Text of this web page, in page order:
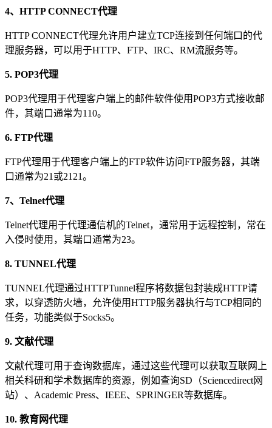
4、HTTP CONNECT代理
HTTP CONNECT代理允许用户建立TCP连接到任何端口的代
理服务器，可以用于HTTP、FTP、IRC、RM流服务等。
5. POP3代理
POP3代理用于代理客户端上的邮件软件使用POP3方式接收邮
件，其端口通常为110。
6. FTP代理
FTP代理用于代理客户端上的FTP软件访问FTP服务器，其端
口通常为21或2121。
7、Telnet代理
Telnet代理用于代理通信机的Telnet，通常用于远程控制，常在
入侵时使用，其端口通常为23。
8. TUNNEL代理
TUNNEL代理通过HTTPTunnel程序将数据包封装成HTTP请
求，以穿透防火墙，允许使用HTTP服务器执行与TCP相同的
任务，功能类似于Socks5。
9. 文献代理
文献代理可用于查询数据库，通过这些代理可以获取互联网上
相关科研和学术数据库的资源，例如查询SD（Sciencedirect网
站）、Academic Press、IEEE、SPRINGER等数据库。
10. 教育网代理